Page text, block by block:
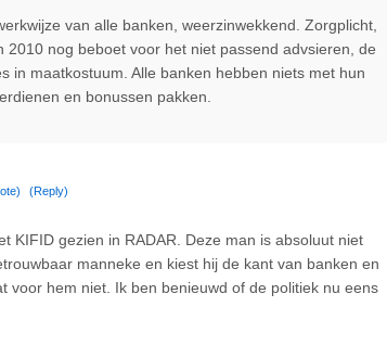
van alle banken, weerzinwekkend. Zorgplicht,
2010 nog beboet voor het niet passend advsieren, de
in maatkostuum. Alle banken hebben niets met hun
en bonussen pakken.
(Reply)
KIFID gezien in RADAR. Deze man is absoluut niet
manneke en kiest hij de kant van banken en
voor hem niet. Ik ben benieuwd of de politiek nu eens